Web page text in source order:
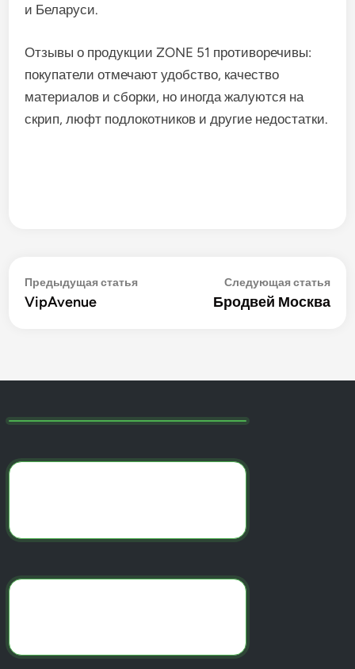
и Беларуси.
Отзывы о продукции ZONE 51 противоречивы:
покупатели отмечают удобство, качество
материалов и сборки, но иногда жалуются на
скрип, люфт подлокотников и другие недостатки.
Навигация
по
Предыдущая статьяПредыдущая
VipAvenue
Следующая статья
Бродвей Москва